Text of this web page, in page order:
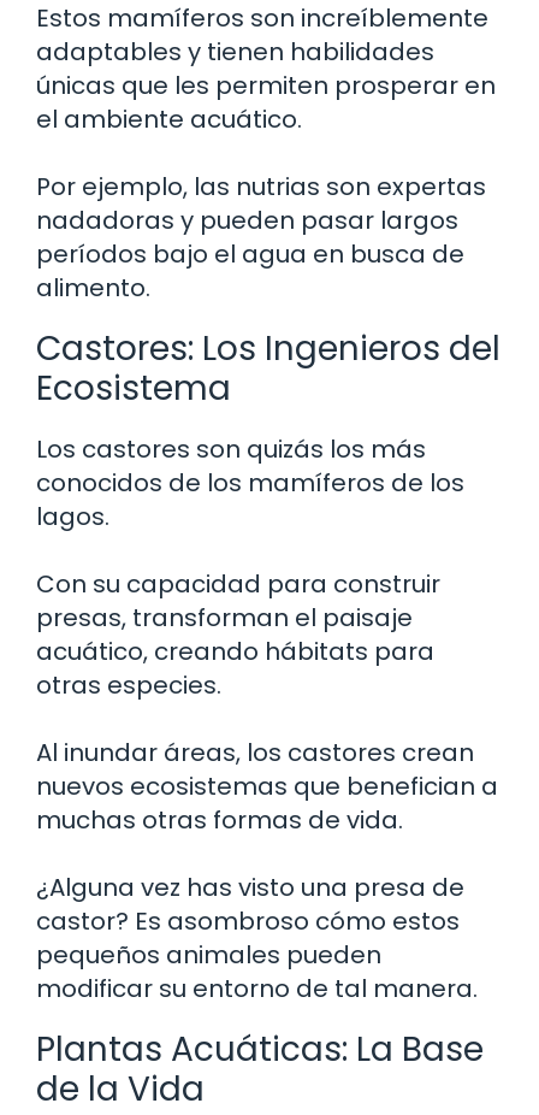
Estos mamíferos son increíblemente
adaptables y tienen habilidades
únicas que les permiten prosperar en
el ambiente acuático.
Por ejemplo, las nutrias son expertas
nadadoras y pueden pasar largos
períodos bajo el agua en busca de
alimento.
Castores: Los Ingenieros del
Ecosistema
Los castores son quizás los más
conocidos de los mamíferos de los
lagos.
Con su capacidad para construir
presas, transforman el paisaje
acuático, creando hábitats para
otras especies.
Al inundar áreas, los castores crean
nuevos ecosistemas que benefician a
muchas otras formas de vida.
¿Alguna vez has visto una presa de
castor? Es asombroso cómo estos
pequeños animales pueden
modificar su entorno de tal manera.
Plantas Acuáticas: La Base
de la Vida